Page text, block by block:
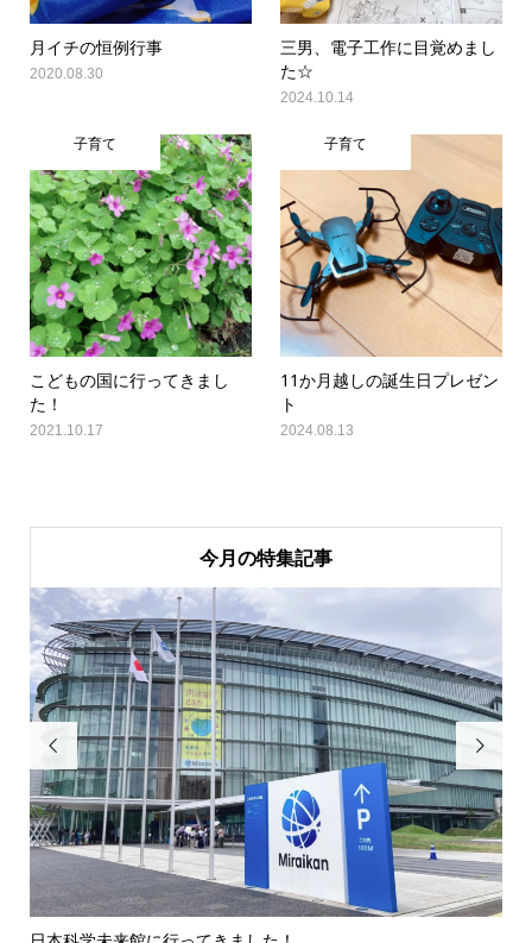
月イチの恒例行事
2020.08.30
三男、電子工作に目覚めまし
た☆
2024.10.14
子育て
こどもの国に行ってきまし
た！
2021.10.17
子育て
11か月越しの誕生日プレゼン
ト
2024.08.13
今月の特集記事
 